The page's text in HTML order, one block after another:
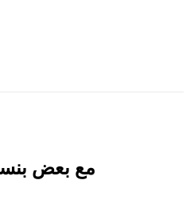
مع بعض